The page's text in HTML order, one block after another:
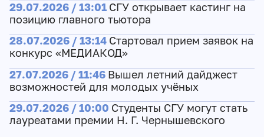
29.07.2026 / 13:01 СГУ открывает кастинг на
позицию главного тьютора
28.07.2026 / 13:14 Стартовал прием заявок на
конкурс «МЕДИАКОД»
27.07.2026 / 11:46 Вышел летний дайджест
возможностей для молодых учёных
29.07.2026 / 10:00 Студенты СГУ могут стать
лауреатами премии Н. Г. Чернышевского